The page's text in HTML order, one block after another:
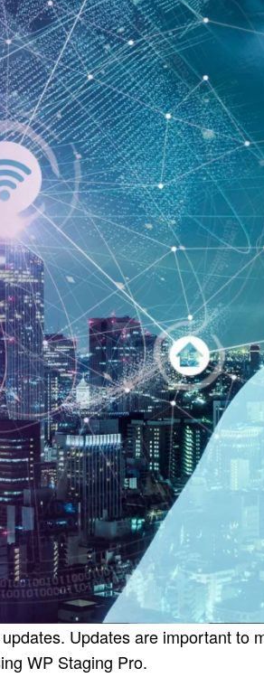
Updates are important to
WP Staging Pro.